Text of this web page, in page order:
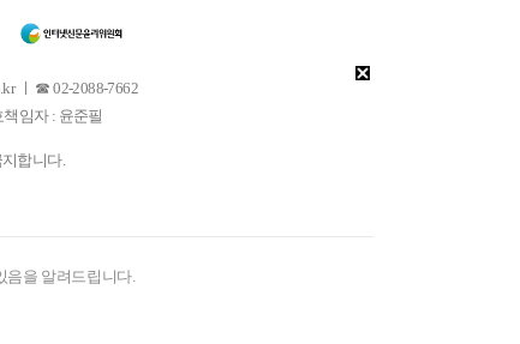
ㅣ ☎ 02-2088-7662
임자 : 윤준필
합니다.
음을 알려드립니다.